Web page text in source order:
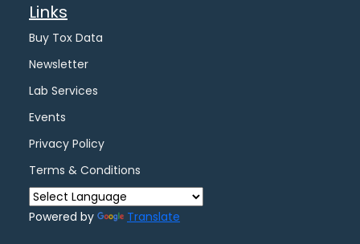
Links
Buy Tox Data
Newsletter
Lab Services
Events
Privacy Policy
Terms & Conditions
Powered by Translate